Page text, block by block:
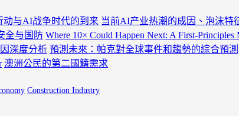
与AI战争时代的到来 当前AI产业热潮的成因、泡沫特
全与国防 Where 10× Could Happen Next: A First-
深度分析 預測未來：帕克對全球事件和趨勢的綜合預測
澳洲公民的第二國籍需求
Construction Industry